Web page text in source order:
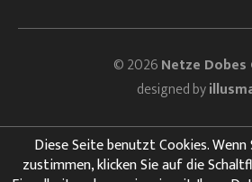
© 2026Netze Dobes
designed by
Diese Seite benutzt Cookies. Wenn
zustimmen, klicken Sie auf die